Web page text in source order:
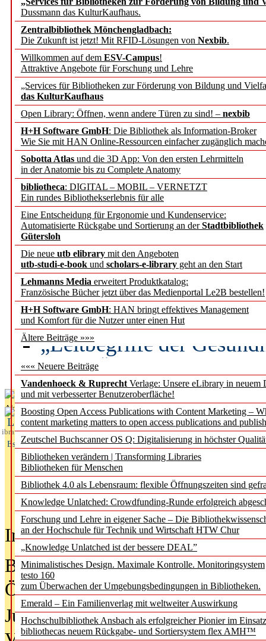
Dussmann das KulturKaufhaus.
Zentralbibliothek Mönchengladbach:
Die Zukunft ist jetzt! Mit RFID-Lösungen von Nexbib.
Willkommen auf dem ESV-Campus!
Attraktive Angebote für Forschung und Lehre
„Services für Bibliotheken zur Förderung von Bildung und
das KulturKaufhaus
Open Library: Öffnen, wenn andere Türen zu sind! – nexbib
H+H Software GmbH: Die Bibliothek als Information-Broker
Wie Sie mit HAN Online-Ressourcen einfacher zugänglich
Sobotta Atlas und die 3D App: Von den ersten Lehrmitteln
in der Anatomie bis zu Complete Anatomy
bibliotheca: DIGITAL – MOBIL – VERNETZT
Ein rundes Bibliothekserlebnis für alle
Eine Entscheidung für Ergonomie und Kundenservice:
Automatisierte Rückgabe und Sortierung an derStadtbibliothek
Gütersloh
Die neue utb elibrary mit den Angeboten
utb-studi-e-book und scholars-e-library geht an den Start
Lehmanns Media erweitert Produktkatalog:
Französische Bücher jetzt über das Medienportal Le2B bestellen!
H+H Software GmbH: HAN bringt effektives Management
und Komfort für die Nutzer unter einen Hut
Ältere Beiträge »»»
««« Neuere Beiträge
Vandenhoeck & Ruprecht Verlage: Unsere eLibrary in neuem
und mit verbesserter Benutzeroberfläche!
Boosting Open Access Publications with Content Marketing –
content marketing matters to open access publications and
Zeutschel Buchscanner OS Q: Digitalisierung in höchster
Bibliotheken verändern | Transforming Libraries
Bibliotheken für Menschen
Bibliothek 4.0 als Lebensraum: flexible Öffnungszeiten sind
Knowledge Unlatched: Crowdfunding-Runde erfolgreich
Forschung und Lehre in eigener Sache – Die
an der Hochschule für Technik und Wirtschaft HTW Chur
„Knowledge Unlatched ist der bessere DEAL”
Minimalistisches Design. Maximale Kontrolle. Monitoringsystem
testo 160
zum Überwachen der Umgebungsbedingungen in Bibliotheken.
Emerald – Ein Familienverlag mit weltweiter Auswirkung
Hochschulbibliothek Ansbach als erfolgreicher Pionier im
bibliothecas neuem Rückgabe- und Sortiersystem flex AMH™
angepasst
konstruktiv!
Mohr Siebeck
und die Zeitschrift für
Francke Attempto
EBSCO Information
Recherchefunktionen in
Sorbisches Institut neu
Geschichte und
Künstliche Intelligenz
besser zu verstehen
„Leitbegriffe der
des BIÖG erscheinen
Aktuelles aus
L
ibrary
Essentials
In der Ausgabe05/2026(Juni/Juli
Bürgerforum fordert mehr
Öffentlichkeit
Jugendliche wollen besseren